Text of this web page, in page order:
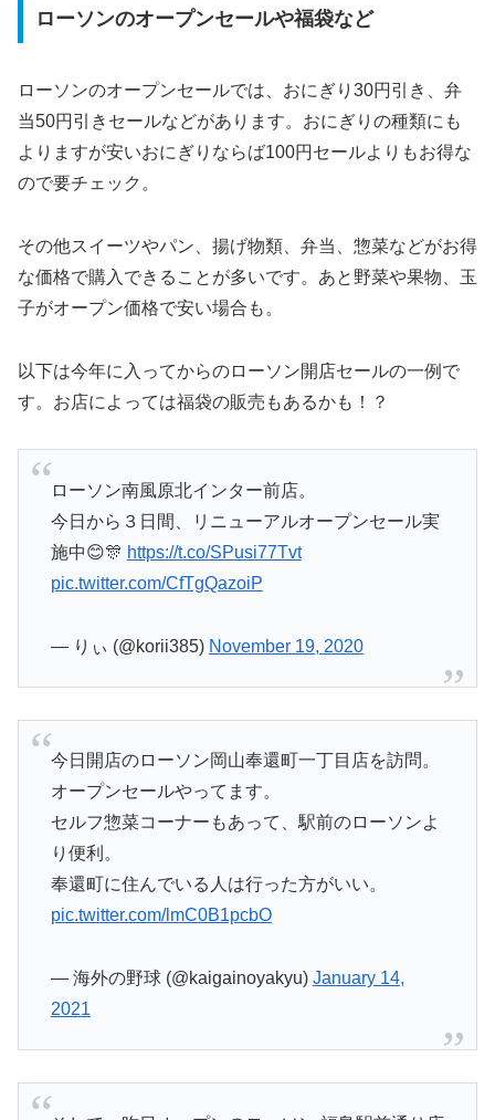
ローソンのオープンセールや福袋など
ローソンのオープンセールでは、おにぎり30円引き、弁
当50円引きセールなどがあります。おにぎりの種類にも
よりますが安いおにぎりならば100円セールよりもお得な
ので要チェック。
その他スイーツやパン、揚げ物類、弁当、惣菜などがお得
な価格で購入できることが多いです。あと野菜や果物、玉
子がオープン価格で安い場合も。
以下は今年に入ってからのローソン開店セールの一例で
す。お店によっては福袋の販売もあるかも！？
ローソン南風原北インター前店。
今日から３日間、リニューアルオープンセール実
施中😊🎊 https://t.co/SPusi77Tvt
pic.twitter.com/CfTgQazoiP
— りぃ (@korii385) November 19, 2020
今日開店のローソン岡山奉還町一丁目店を訪問。
オープンセールやってます。
セルフ惣菜コーナーもあって、駅前のローソンよ
り便利。
奉還町に住んでいる人は行った方がいい。
pic.twitter.com/lmC0B1pcbO
— 海外の野球 (@kaigainoyakyu) January 14,
2021